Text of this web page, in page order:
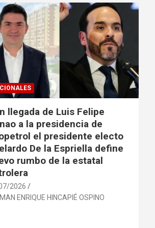
llegada de Luis Felipe
a la presidencia de
el presidente electo
De la Espriella define
rumbo de la estatal
2026
ENRIQUE HINCAPIÉ OSPINO